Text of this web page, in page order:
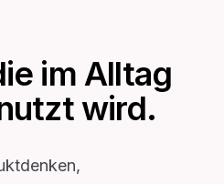
im Alltag
wird.